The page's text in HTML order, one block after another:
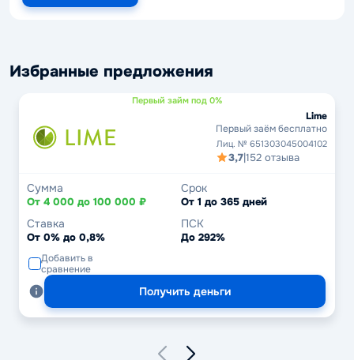
Избранные предложения
Первый займ под 0%
Lime
Первый заём бесплатно
Лиц. № 651303045004102
3,7|152 отзыва
Сумма
От 4 000 до 100 000 ₽
Срок
От 1 до 365 дней
Ставка
От 0% до 0,8%
ПСК
До 292%
Добавить в
сравнение
Получить деньги